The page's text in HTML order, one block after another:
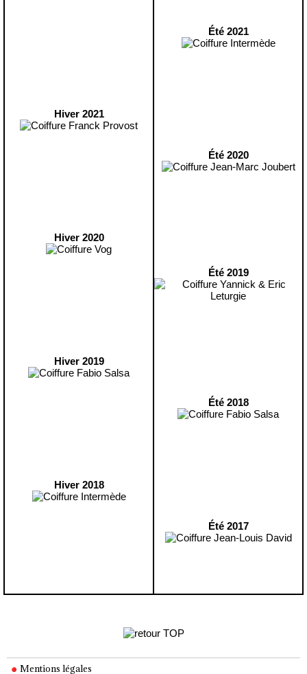
Hiver 2021
Hiver 2020
Hiver 2019
Hiver 2018
Été 2021
Été 2020
Été 2019
Été 2018
Été 2017
Mentions légales